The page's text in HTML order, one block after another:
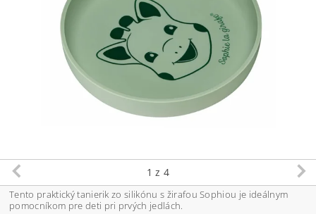
1 z 4
Tento praktický tanierik zo silikónu s žirafou Sophiou je ideálnym
pomocníkom pre deti pri prvých jedlách.